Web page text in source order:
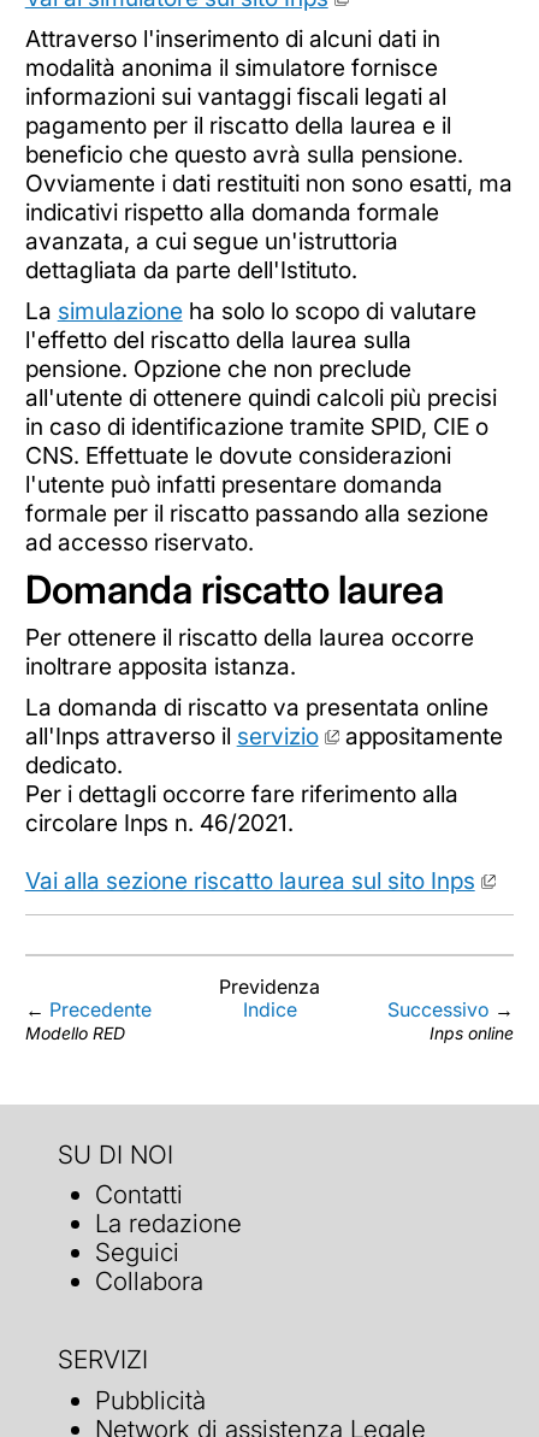
Attraverso l'inserimento di alcuni dati in
modalità anonima il simulatore fornisce
informazioni sui vantaggi fiscali legati al
pagamento per il riscatto della laurea e il
beneficio che questo avrà sulla pensione.
Ovviamente i dati restituiti non sono esatti, ma
indicativi rispetto alla domanda formale
avanzata, a cui segue un'istruttoria
dettagliata da parte dell'Istituto.
La simulazione ha solo lo scopo di valutare
l'effetto del riscatto della laurea sulla
pensione. Opzione che non preclude
all'utente di ottenere quindi calcoli più precisi
in caso di identificazione tramite SPID, CIE o
CNS. Effettuate le dovute considerazioni
l'utente può infatti presentare domanda
formale per il riscatto passando alla sezione
ad accesso riservato.
Domanda riscatto laurea
Per ottenere il riscatto della laurea occorre
inoltrare apposita istanza.
La domanda di riscatto va presentata online
all'Inps attraverso il servizio
appositamente
dedicato.
Per i dettagli occorre fare riferimento alla
circolare Inps n. 46/2021.
Vai alla sezione riscatto laurea sul sito Inps
Previdenza
← Precedente
Modello RED
Indice Successivo →
Inps online
SU DI NOI
Contatti
La redazione
Seguici
Collabora
SERVIZI
Pubblicità
Network di assistenza Legale